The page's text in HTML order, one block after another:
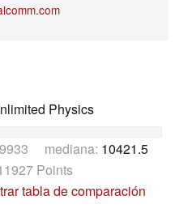
Physics
mediana: 10421.5
Points
tabla de comparación